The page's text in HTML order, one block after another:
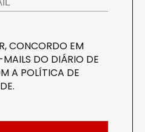
CONCORDO EM
MAILS DO DIÁRIO DE
A POLÍTICA DE
.